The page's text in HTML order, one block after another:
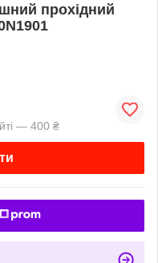
прохідний
— 400 ₴